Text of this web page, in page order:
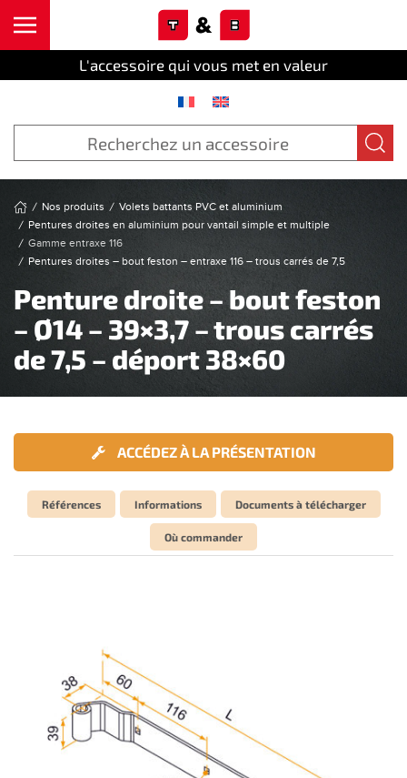
L'accessoire qui vous met en valeur
Nos produits
Volets battants PVC et aluminium
Pentures droites en aluminium pour vantail simple et multiple
Gamme entraxe 116
Pentures droites – bout feston – entraxe 116 – trous carrés de 7,5
Penture droite – bout feston
– Ø14 – 39×3,7 – trous carrés
de 7,5 – déport 38×60
ACCÉDEZ À LA PRÉSENTATION
Références Informations Documents à télécharger
Où commander
Cookies management panel